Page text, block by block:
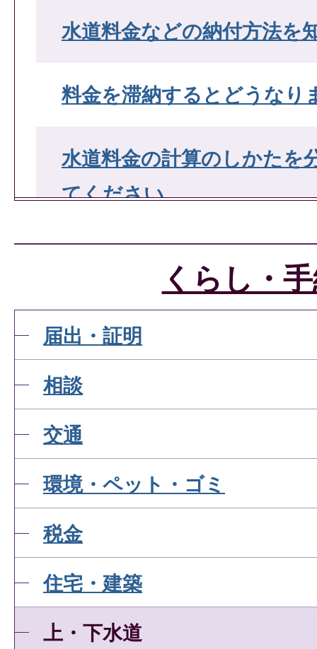
水道料金などの納付方法を
料金を滞納するとどうなり
水道料金の計算のしかたを
てください。
コンビニエンスストア又
水道料金の支払ができます
水道料金の減免制度はあり
下水道使用料はどうやって
下水道使用料はどのように
くらし・
届出・証明
相談
交通
環境・ペット・ゴミ
税金
住宅・建築
上・下水道